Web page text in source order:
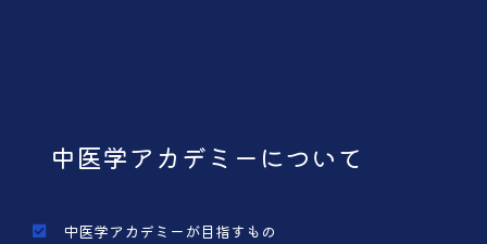
中医学アカデミーについて
中医学アカデミーが目指すもの